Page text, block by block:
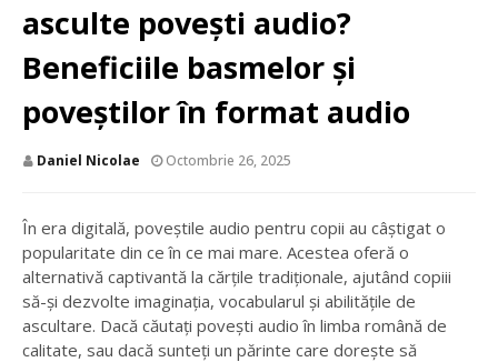
asculte povești audio?
Beneficiile basmelor și
poveștilor în format audio
Daniel Nicolae Octombrie 26, 2025
În era digitală, poveștile audio pentru copii au câștigat o
popularitate din ce în ce mai mare. Acestea oferă o
alternativă captivantă la cărțile tradiționale, ajutând copiii
să-și dezvolte imaginația, vocabularul și abilitățile de
ascultare. Dacă căutați povești audio în limba română de
calitate, sau dacă sunteți un părinte care dorește să